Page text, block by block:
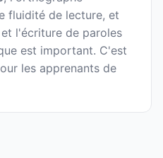
fluidité de lecture, et
l'écriture de paroles
est important. C'est
les apprenants de